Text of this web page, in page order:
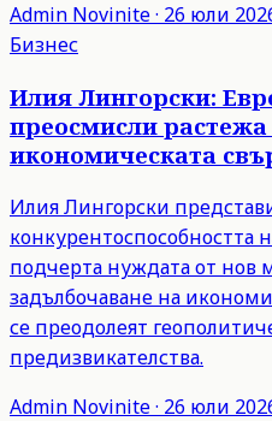
Admin Novinite· 26 юли
Бизнес
Илия Лингорски:
преосмисли
икономическата
Илия Лингорски
конкурентоспособността
подчерта нуждата от нов
задълбочаване на
се преодолеят
предизвикателства.
Admin Novinite· 26 юли